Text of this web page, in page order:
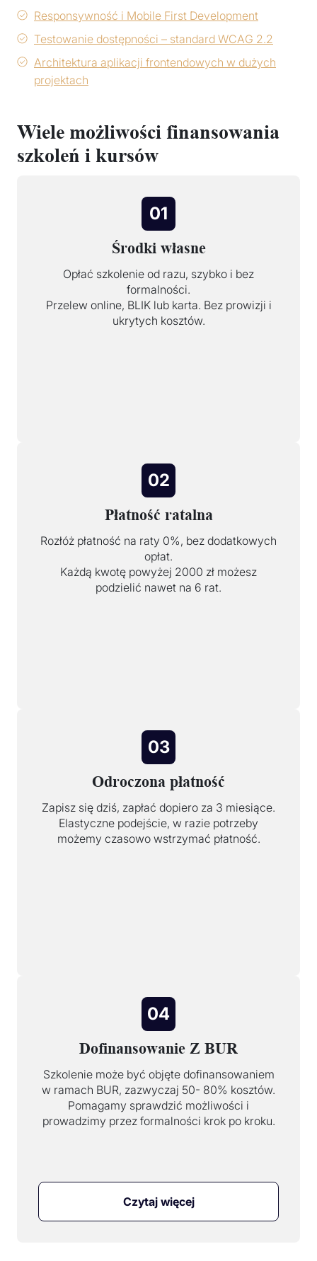
Responsywność i Mobile First Development
Testowanie dostępności – standard WCAG 2.2
Architektura aplikacji frontendowych w dużych
projektach
Wiele możliwości finansowania
szkoleń i kursów
01
Środki własne
Opłać szkolenie od razu, szybko i bez
formalności.
Przelew online, BLIK lub karta. Bez prowizji i
ukrytych kosztów.
02
Płatność ratalna
Rozłóż płatność na raty 0%, bez dodatkowych
opłat.
Każdą kwotę powyżej 2000 zł możesz
podzielić nawet na 6 rat.
03
Odroczona płatność
Zapisz się dziś, zapłać dopiero za 3 miesiące.
Elastyczne podejście, w razie potrzeby
możemy czasowo wstrzymać płatność.
04
Dofinansowanie Z BUR
Szkolenie może być objęte dofinansowaniem
w ramach BUR, zazwyczaj 50- 80% kosztów.
Pomagamy sprawdzić możliwości i
prowadzimy przez formalności krok po kroku.
Czytaj więcej